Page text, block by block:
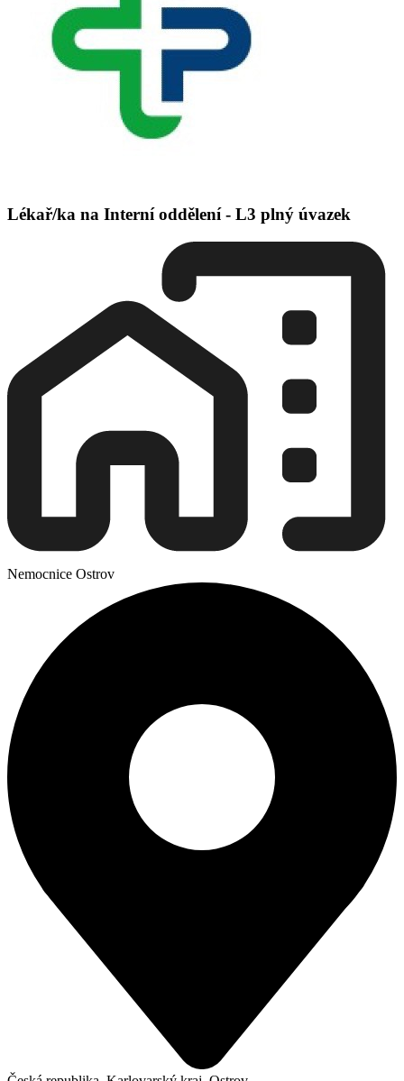
Lékař/ka na Interní oddělení - L3 plný úvazek
Nemocnice Ostrov